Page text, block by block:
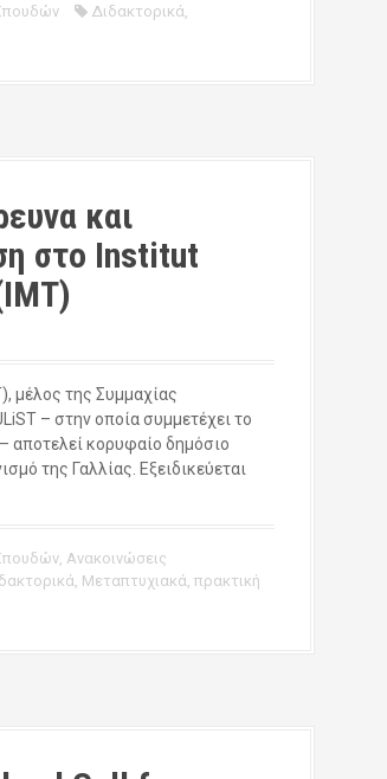
Διδακτορικά
και
στο Institut
μέλος της Συμμαχίας
– στην οποία συμμετέχει το
αποτελεί κορυφαίο δημόσιο
της Γαλλίας. Εξειδικεύεται
Ανακοινώσεις
Μεταπτυχιακά πρακτική